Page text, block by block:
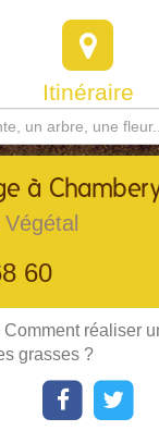
Itinéraire
à
60
Comment réaliser
grasses ?